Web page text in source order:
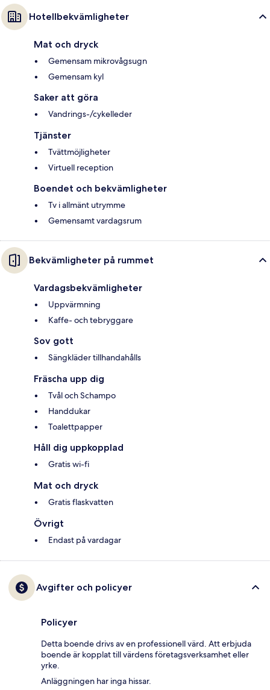
Hotellbekvämligheter
Mat och dryck
Gemensam mikrovågsugn
Gemensam kyl
Saker att göra
Vandrings-/cykelleder
Tjänster
Tvättmöjligheter
Virtuell reception
Boendet och bekvämligheter
Tv i allmänt utrymme
Gemensamt vardagsrum
Bekvämligheter på rummet
Vardagsbekvämligheter
Uppvärmning
Kaffe- och tebryggare
Sov gott
Sängkläder tillhandahålls
Fräscha upp dig
Tvål och Schampo
Handdukar
Toalettpapper
Håll dig uppkopplad
Gratis wi-fi
Mat och dryck
Gratis flaskvatten
Övrigt
Endast på vardagar
Avgifter och policyer
Policyer
Detta boende drivs av en professionell värd. Att erbjuda
boende är kopplat till värdens företagsverksamhet eller
yrke.
Anläggningen har inga hissar.